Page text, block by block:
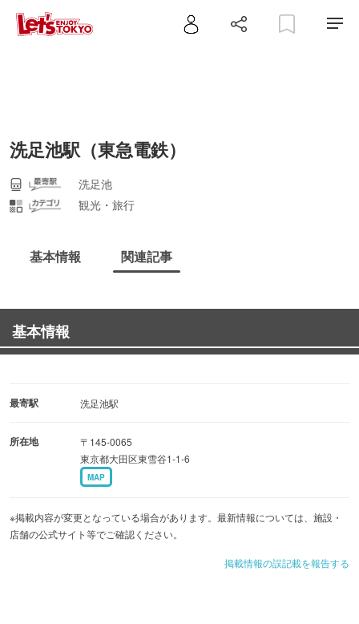
洗足池駅（東急電鉄）
洗足池
観光・旅行
基本情報 関連記事
基本情報
最寄駅 洗足池駅
所在地
〒145-0065
東京都大田区東雪谷1-1-6
MAP
※掲載内容が変更となっている場合があります。最新情報については、施設・
店舗の公式サイト等でご確認ください。
掲載情報の誤記載を報告する